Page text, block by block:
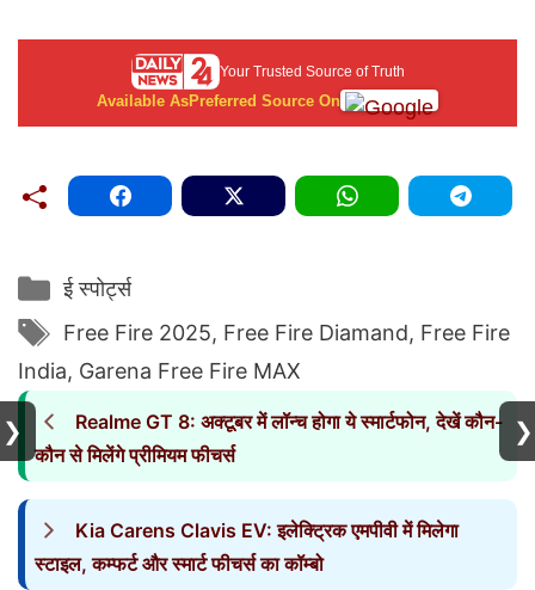
Your Trusted Source of Truth
Available AsPreferred Source On
Categories
ई स्पोर्ट्स
Tags
Free Fire 2025, Free Fire Diamand, Free Fire
India, Garena Free Fire MAX
Realme GT 8: अक्टूबर में लॉन्च होगा ये स्मार्टफोन, देखें कौन-
कौन से मिलेंगे प्रीमियम फीचर्स
Kia Carens Clavis EV: इलेक्ट्रिक एमपीवी में मिलेगा
स्टाइल, कम्फर्ट और स्मार्ट फीचर्स का कॉम्बो
❯ ❯